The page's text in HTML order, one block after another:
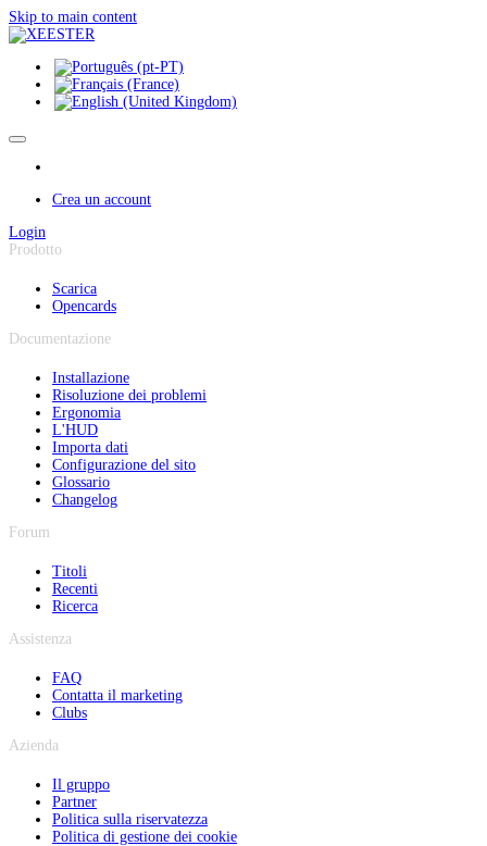
Skip to main content
Crea un account
Login
Prodotto
Scarica
Opencards
Documentazione
Installazione
Risoluzione dei problemi
Ergonomia
L'HUD
Importa dati
Configurazione del sito
Glossario
Changelog
Forum
Titoli
Recenti
Ricerca
Assistenza
FAQ
Contatta il marketing
Clubs
Azienda
Il gruppo
Partner
Politica sulla riservatezza
Politica di gestione dei cookie
Pannello di gestione dei cookies